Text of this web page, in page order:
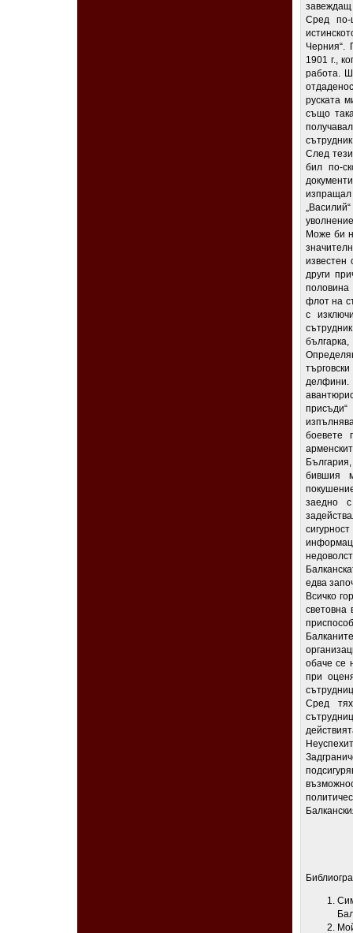
завеждащ
Сред по-
Черния“.
1901 г.,
работа.
руската
също
След
бил по-
Може би
известен
други
флот на
с
делфини.
боевете
бившия
заедно
едва
Всичко
световна
обаче се
при
Сред